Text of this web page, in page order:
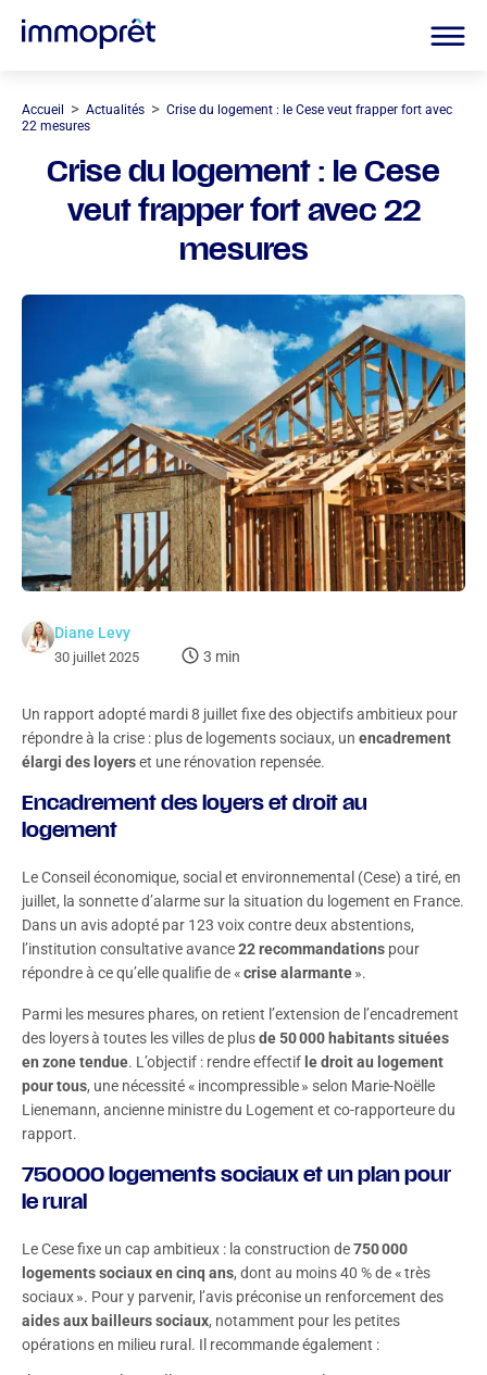
Accueil > Actualités > Crise du logement : le Cese veut frapper fort avec
22 mesures
Crise du logement : le Cese
veut frapper fort avec 22
mesures
Diane Levy
30 juillet 2025 3 min
Un rapport adopté mardi 8 juillet fixe des objectifs ambitieux pour
répondre à la crise : plus de logements sociaux, un encadrement
élargi des loyerset une rénovation repensée.
Encadrement des loyers et droit au
logement
Le Conseil économique, social et environnemental (Cese) a tiré, en
juillet, la sonnette d’alarme sur la situation du logement en France.
Dans un avis adopté par 123 voix contre deux abstentions,
l’institution consultative avance22 recommandations pour
répondre à ce qu’elle qualifie de «crise alarmante».
Parmi les mesures phares, on retient l’extension de l’encadrement
des loyers à toutes les villes de plusde 50 000 habitants situées
en zone tendue. L’objectif : rendre effectif le droit au logement
pour tous, une nécessité « incompressible » selon Marie-Noëlle
Lienemann, ancienne ministre du Logement et co-rapporteure du
rapport.
750 000 logements sociaux et un plan pour
le rural
Le Cese fixe un cap ambitieux : la construction de750 000
logements sociaux en cinq ans, dont au moins 40 % de « très
sociaux ». Pour y parvenir, l’avis préconise un renforcement des
aides aux bailleurs sociaux, notamment pour les petites
opérations en milieu rural. Il recommande également :